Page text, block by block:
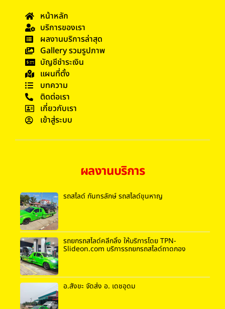
หน้าหลัก
บริการของเรา
ผลงานบริการล่าสุด
Gallery รวมรูปภาพ
บัญชีชำระเงิน
แผนที่ตั้ง
บทความ
ติดต่อเรา
เกี่ยวกับเรา
เข้าสู่ระบบ
ผลงานบริการ
รถสไลด์ กันทรลักษ์ รถสไลด์ขุนหาญ
รถยกรถสไลด์คลีกลิ้ง ให้บริการโดย TPN-
Slideon.com บริการรถยกรถสไลด์ถาดกอง
อ.สังขะ จัดส่ง อ. เดชอุดม